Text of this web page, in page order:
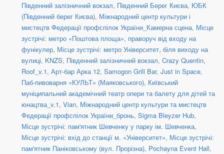
Південний залізничний вокзал, Південний Берег Києва, ЮБК
(Південний берег Києва), Міжнародний центр культури і
мистецтв Федерації профспілок України_Камерна сцена, Місце
зустрічі: метро «Поштова площа», праворуч від входу на
фунікулер, Місце зустрічі: метро Університет, біля виходу на
вулиці, KNZS, Південний залізничний вокзал, Crazy Quentin,
Roof_v.1, Арт-бар Арка 12, Samogon Grill Bar, Just in Space,
Паб-пивоварня «КУЛЬТ» (Маяковського), Київський
муніципальний академічний театр опери та балету для дітей та
юнацтва_v.1, Vian, Міжнародний центр культури та мистецтв
Федерації профспілок України_бронь, Sigma Bleyzer Hub,
Місце зустрічі: пам'ятник Шевченку у парку ім. Шевченка,
Місце зустрічі: вхід до станції м. «Університет», Місце зустрічі:
пам'ятник Паніковському (вул. Прорізна), Pochayna Event Hall,